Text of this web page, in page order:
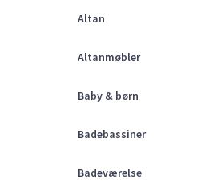
Altan
Altanmøbler
Baby & børn
Badebassiner
Badeværelse